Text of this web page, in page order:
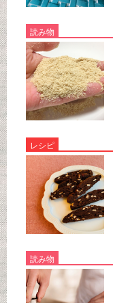
読み物
レシピ
読み物